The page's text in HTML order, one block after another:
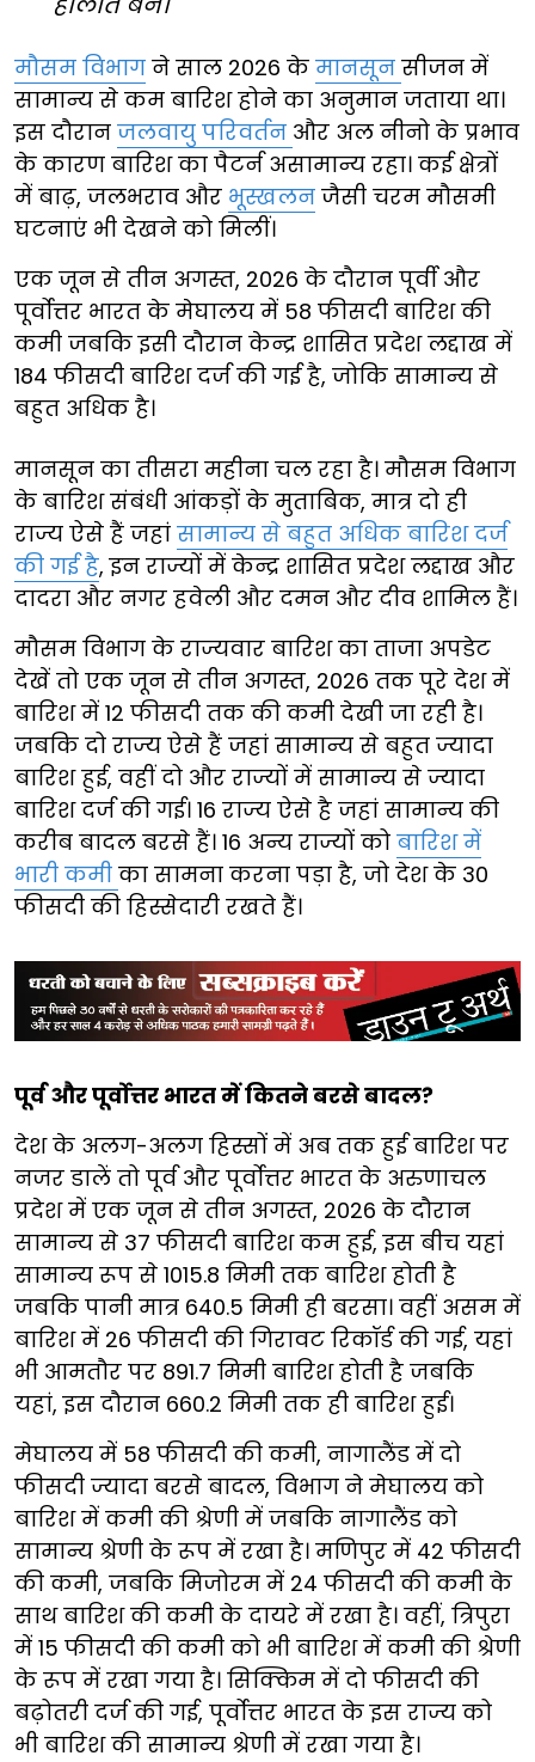
मौसम विभाग ने साल 2026 के मानसून सीजन में
सामान्य से कम बारिश होने का अनुमान जताया था।
इस दौरान जलवायु परिवर्तन और अल नीनो के प्रभाव
के कारण बारिश का पैटर्न असामान्य रहा। कई क्षेत्रों
में बाढ़, जलभराव और भूस्खलन जैसी चरम मौसमी
घटनाएं भी देखने को मिलीं।
एक जून से तीन अगस्त, 2026 के दौरान पूर्वी और
पूर्वोत्तर भारत के मेघालय में 58 फीसदी बारिश की
कमी जबकि इसी दौरान केन्द्र शासित प्रदेश लद्दाख में
184 फीसदी बारिश दर्ज की गई है, जोकि सामान्य से
बहुत अधिक है।
मानसून का तीसरा महीना चल रहा है। मौसम विभाग
के बारिश संबंधी आंकड़ों के मुताबिक, मात्र दो ही
राज्य ऐसे हैं जहां सामान्य से बहुत अधिक बारिश दर्ज
की गई है, इन राज्यों में केन्द्र शासित प्रदेश लद्दाख और
दादरा और नगर हवेली और दमन और दीव शामिल हैं।
मौसम विभाग के राज्यवार बारिश का ताजा अपडेट
देखें तो एक जून से तीन अगस्त, 2026 तक पूरे देश में
बारिश में 12 फीसदी तक की कमी देखी जा रही है।
जबकि दो राज्य ऐसे हैं जहां सामान्य से बहुत ज्यादा
बारिश हुई, वहीं दो और राज्यों में सामान्य से ज्यादा
बारिश दर्ज की गई। 16 राज्य ऐसे है जहां सामान्य की
करीब बादल बरसे हैं। 16 अन्य राज्यों को बारिश में
भारी कमी का सामना करना पड़ा है, जो देश के 30
फीसदी की हिस्सेदारी रखते हैं।
पूर्व और पूर्वोत्तर भारत में कितने बरसे बादल?
देश के अलग-अलग हिस्सों में अब तक हुई बारिश पर
नजर डालें तो पूर्व और पूर्वोत्तर भारत के अरुणाचल
प्रदेश में एक जून से तीन अगस्त, 2026 के दौरान
सामान्य से 37 फीसदी बारिश कम हुई, इस बीच यहां
सामान्य रूप से 1015.8 मिमी तक बारिश होती है
जबकि पानी मात्र 640.5 मिमी ही बरसा। वहीं असम में
बारिश में 26 फीसदी की गिरावट रिकॉर्ड की गई, यहां
भी आमतौर पर 891.7 मिमी बारिश होती है जबकि
यहां, इस दौरान 660.2 मिमी तक ही बारिश हुई।
मेघालय में 58 फीसदी की कमी, नागालैंड में दो
फीसदी ज्यादा बरसे बादल, विभाग ने मेघालय को
बारिश में कमी की श्रेणी में जबकि नागालैंड को
सामान्य श्रेणी के रूप में रखा है। मणिपुर में 42 फीसदी
की कमी, जबकि मिजोरम में 24 फीसदी की कमी के
साथ बारिश की कमी के दायरे में रखा है। वहीं, त्रिपुरा
में 15 फीसदी की कमी को भी बारिश में कमी की श्रेणी
के रूप में रखा गया है। सिक्किम में दो फीसदी की
बढ़ोतरी दर्ज की गई, पूर्वोत्तर भारत के इस राज्य को
भी बारिश की सामान्य श्रेणी में रखा गया है।